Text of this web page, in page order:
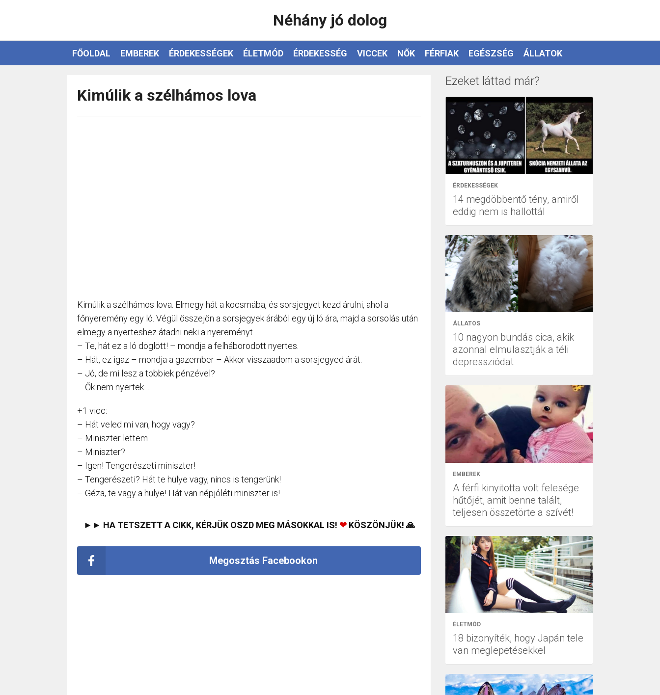
Néhány jó dolog
FŐOLDAL EMBEREK ÉRDEKESSÉGEK ÉLETMÓD ÉRDEKESSÉG VICCEK NŐK FÉRFIAK EGÉSZSÉG ÁLLATOK
Kimúlik a szélhámos lova
Kimúlik a szélhámos lova. Elmegy hát a kocsmába, és sorsjegyet kezd árulni, ahol a
főnyeremény egy ló. Végül összejön a sorsjegyek árából egy új ló ára, majd a sorsolás után
elmegy a nyerteshez átadni neki a nyereményt.
– Te, hát ez a ló döglött! – mondja a felháborodott nyertes.
– Hát, ez igaz – mondja a gazember – Akkor visszaadom a sorsjegyed árát.
– Jó, de mi lesz a többiek pénzével?
– Ők nem nyertek…
+1 vicc:
– Hát veled mi van, hogy vagy?
– Miniszter lettem…
– Miniszter?
– Igen! Tengerészeti miniszter!
– Tengerészeti? Hát te hülye vagy, nincs is tengerünk!
– Géza, te vagy a hülye! Hát van népjóléti miniszter is!
►► HA TETSZETT A CIKK, KÉRJÜK OSZD MEG MÁSOKKAL IS! ❤KÖSZÖNJÜK! 🙏
Megosztás Facebookon
Ezeket láttad már?
ÉRDEKESSÉGEK
14 megdöbbentő tény, amiről
eddig nem is hallottál
ÁLLATOS
10 nagyon bundás cica, akik
azonnal elmulasztják a téli
depressziódat
EMBEREK
A férfi kinyitotta volt felesége
hűtőjét, amit benne talált,
teljesen összetörte a szívét!
ÉLETMÓD
18 bizonyíték, hogy Japán tele
van meglepetésekkel